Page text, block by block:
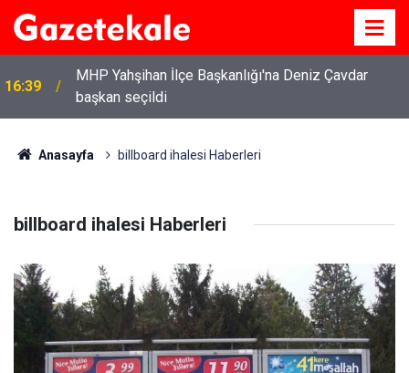
16:39
MHP Yahşihan İlçe Başkanlığı'na Deniz Çavdar
başkan seçildi
Anasayfa billboard ihalesi Haberleri
billboard ihalesi Haberleri